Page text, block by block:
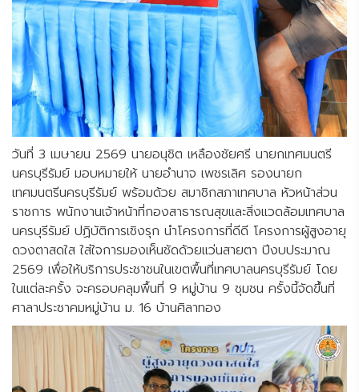
วันที่ 3 เมษายน 2569 นายอนุชิต เหลืองชัยศรี นายกเทศมนตรี
นครบุรีรัมย์ มอบหมายให้ นายอำนาจ เพชรเลิศ รองนายก
เทศมนตรีนครบุรีรัมย์ พร้อมด้วย สมาชิกสภาเทศบาล หัวหน้าส่วน
ราชการ พนักงานเจ้าหน้าที่กองสาธารณสุขและสิ่งแวดล้อมเทศบาล
นครบุรีรัมย์ ปฏิบัติการเชิงรุก นำโครงการที่ดีดี โครงการผู้สูงอายุ
ดวงตาสดใส ใส่ใจการมองเห็นชัดด้วยแว่นสายตา ปีงบประมาณ
2569 เพื่อให้บริการประชาชนในเขตพื้นที่เทศบาลนครบุรีรัมย์ โดย
ในแต่ละครั้ง จะครอบคลุมพื้นที่ 9 หมู่บ้าน 9 ชุมชน ครั้งนี้จัดขึ้นที่
ศาลาประชาคมหมู่บ้าน ม. 16 บ้านศิลาทอง